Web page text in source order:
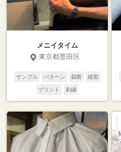
メニイタイム
東京都墨田区
サンプル パターン 裁断 縫製
プリント 刺繍